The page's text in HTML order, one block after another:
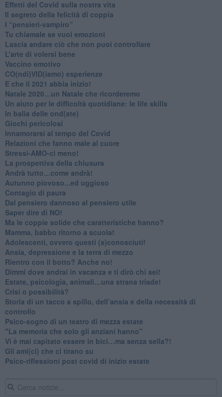
Effetti del Covid sulla nostra vita
Il segreto della felicità di coppia
​I “pensieri-vampiro”
​Tu chiamale se vuoi emozioni
​Lascia andare ciò che non puoi controllare
L’arte di volersi bene
​Vaccino emotivo
CO(ndi)VID(iamo) esperienze
​E che il 2021 abbia inizio!
​Natale 2020…un Natale che ricorderemo
Un aiuto per le difficoltà quotidiane: le life skills
​In balia delle ond(ate)
Giochi pericolosi
Innamorarsi al tempo del Covid
​Relazioni che fanno male al cuore
​Stressi-AMO-ci meno!
​La prospettiva della chiusura
​Andrà tutto…come andrà!
Autunno piovoso...ed uggioso
​Contagio di paura
​Dal pensiero dannoso al pensiero utile
​Saper dire di NO!
​Ma le coppie solide che caratteristiche hanno?
​Mamma, babbo ritorno a scuola!
Adolescenti, ovvero questi (s)conosciuti!
Ansia, depressione e la terra di mezzo
​Rientro con il botto? Anche no!
Dimmi dove andrai in vacanza e ti dirò chi sei!
​Estate, psicologia, animali…una strana triade!
​Crisi o possibilità?
​Storia di un tacco a spillo, dell’ansia e della necessità di
controllo
​Psico-sogno di un teatro di mezza estate
"La memoria che solo gli anziani hanno"
​Vi è mai capitato essere in bici…ma senza sella?!
​Gli ami(ci) che ci tirano su
Psico-riflessioni post covid di inizio estate